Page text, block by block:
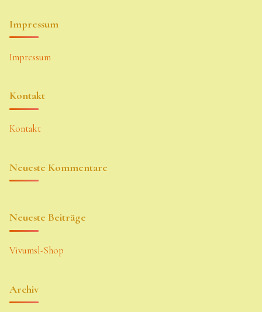
Impressum
Impressum
Kontakt
Kontakt
Neueste Kommentare
Neueste Beiträge
Vivumsl-Shop
Archiv